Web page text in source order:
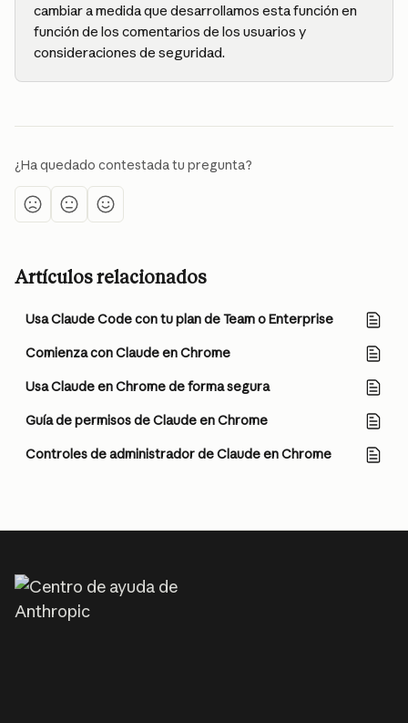
cambiar a medida que desarrollamos esta función en
función de los comentarios de los usuarios y
consideraciones de seguridad.
¿Ha quedado contestada tu pregunta?
Artículos relacionados
Usa Claude Code con tu plan de Team o Enterprise
Comienza con Claude en Chrome
Usa Claude en Chrome de forma segura
Guía de permisos de Claude en Chrome
Controles de administrador de Claude en Chrome